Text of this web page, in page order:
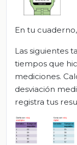
En tu
Las siguientes
tiempos que
mediciones.
desviación
registra tus